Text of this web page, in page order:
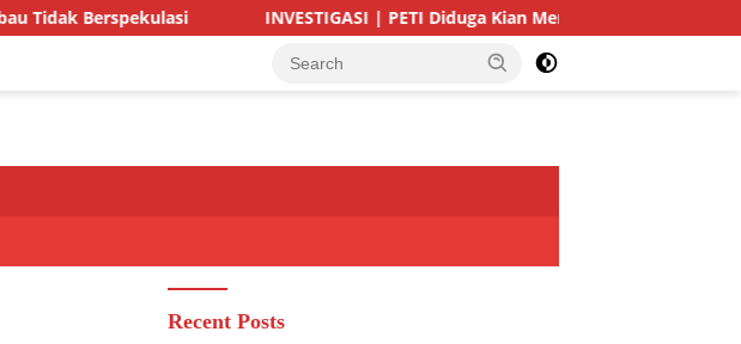
INVESTIGASI | PETI Diduga Kian Menggurita di Gunung Tagin, Siapa
Recent Posts